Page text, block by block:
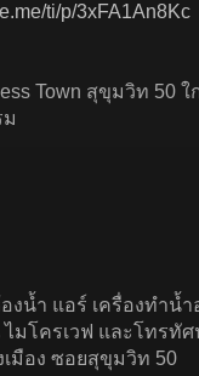
ti/p/3xFA1An8Kc
Town สุขุมวิท 50
น้ำ แอร์ เครื่องทำน้ำ
ไมโครเวฟ และโทรทั
มือง ซอยสุขุมวิท 50